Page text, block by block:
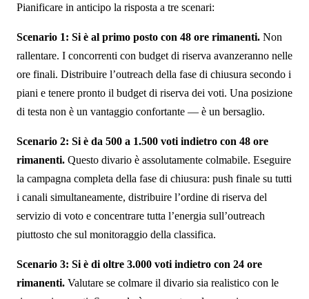
Pianificare in anticipo la risposta a tre scenari:
Scenario 1: Si è al primo posto con 48 ore rimanenti. Non
rallentare. I concorrenti con budget di riserva avanzeranno nelle
ore finali. Distribuire l’outreach della fase di chiusura secondo i
piani e tenere pronto il budget di riserva dei voti. Una posizione
di testa non è un vantaggio confortante — è un bersaglio.
Scenario 2: Si è da 500 a 1.500 voti indietro con 48 ore
rimanenti. Questo divario è assolutamente colmabile. Eseguire
la campagna completa della fase di chiusura: push finale su tutti
i canali simultaneamente, distribuire l’ordine di riserva del
servizio di voto e concentrare tutta l’energia sull’outreach
piuttosto che sul monitoraggio della classifica.
Scenario 3: Si è di oltre 3.000 voti indietro con 24 ore
rimanenti. Valutare se colmare il divario sia realistico con le